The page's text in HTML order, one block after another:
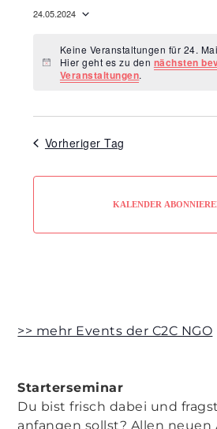
24.05.2024
wählen.
Hinweis
Keine Veranstaltungen für 24.
Hier geht es zu den nächsten
Veranstaltungen.
Vorheriger Tag
KALENDER
>> mehr Events der C2C NGO
Starterseminar
Du bist frisch dabei und
anfangen sollst? Allen neuen